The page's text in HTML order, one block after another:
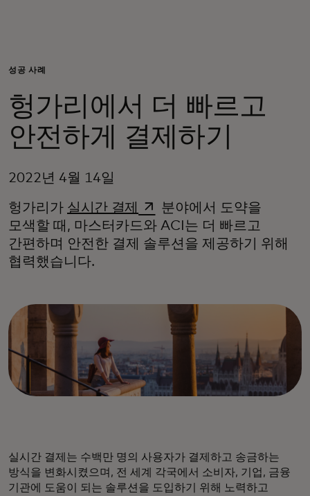
비즈니스 고객
모두를 위한 가치
뉴스 & 인사이트
성공 사례
헝가리에서 더 빠르고
안전하게 결제하기
2022년 4월 14일
헝가리가 실시간 결제 새 탭에서 열림
분야에서 도약을
모색할 때, 마스터카드와 ACI는 더 빠르고
간편하며 안전한 결제 솔루션을 제공하기 위해
협력했습니다.
실시간 결제는 수백만 명의 사용자가 결제하고 송금하는
방식을 변화시켰으며, 전 세계 각국에서 소비자, 기업, 금융
기관에 도움이 되는 솔루션을 도입하기 위해 노력하고